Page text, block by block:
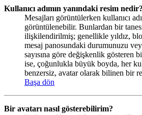
Kullanıcı adımın yanındaki resim nedir?
Mesajları görüntülerken kullanıcı
görüntülenebilir. Bunlardan bir
ilişkilendirilmiş; genellikle yıldız,
mesaj panosundaki durumunuzu
sayısına göre değişkenlik gösteren
ise, çoğunlukla büyük boyda, her
benzersiz, avatar olarak bilinen bir
Başa dön
Bir avatarı nasıl gösterebilirim?